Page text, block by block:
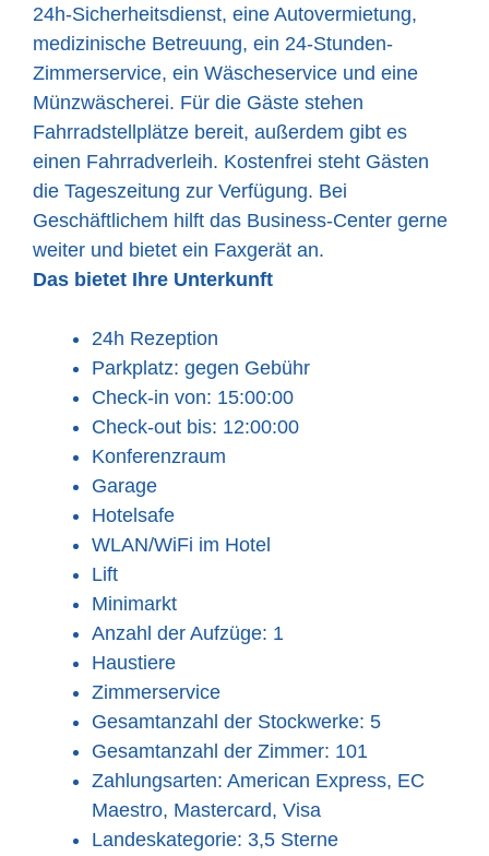
24h-Sicherheitsdienst, eine Autovermietung,
medizinische Betreuung, ein 24-Stunden-
Zimmerservice, ein Wäscheservice und eine
Münzwäscherei. Für die Gäste stehen
Fahrradstellplätze bereit, außerdem gibt es
einen Fahrradverleih. Kostenfrei steht Gästen
die Tageszeitung zur Verfügung. Bei
Geschäftlichem hilft das Business-Center gerne
weiter und bietet ein Faxgerät an.
Das bietet Ihre Unterkunft
24h Rezeption
Parkplatz: gegen Gebühr
Check-in von: 15:00:00
Check-out bis: 12:00:00
Konferenzraum
Garage
Hotelsafe
WLAN/WiFi im Hotel
Lift
Minimarkt
Anzahl der Aufzüge: 1
Haustiere
Zimmerservice
Gesamtanzahl der Stockwerke: 5
Gesamtanzahl der Zimmer: 101
Zahlungsarten: American Express, EC
Maestro, Mastercard, Visa
Landeskategorie: 3,5 Sterne